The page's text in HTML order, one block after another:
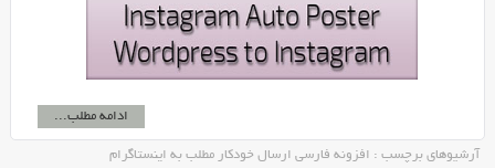
ادامه مطلب...
آرشیوهای برچسب : افزونه فارسی ارسال خودکار مطلب به اینستاگرام